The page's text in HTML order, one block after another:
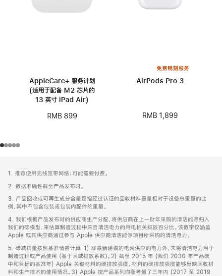
AppleCare+ 服务计划
(适用于配备 M2 芯片的
13 英寸 iPad Air)
RMB 899
免费镌刻服务
AirPods Pro 3
RMB 1,899
页
页
脚
注
1. 推荐使用无线宽带网络；可能需要付费。
2. 数据准确性截至产品发布时。
3. 产品回收或可再生成分含量是指经过认证的回收材料重量相对于设备总重量的比
例，其中不包含包装或包装内配件的重量。
4. 我们根据产品发布时的供应商生产分配，将供应商在上一财年采购的清洁能源归入
我们的碳模型，来估算制造过程中来自清洁电力的用电相关排放百分比。该数字仅涵盖
Apple 或其供应商通过参与 Apple 供应商清洁能源项目所采购的清洁电力。
5. 碳减排量按照基准情景计算：1) 除最新建模的电网供应的电力外，未将清洁电力用于
制造过程或产品使用 (基于区域排放系数)。2) 截至 2015 年 (我们 2030 年产品碳
中和目标的基准年) Apple 关键材料的碳排放强度。材料的碳排放强度能够反映回收材
料和生产技术的使用情况。3) Apple 按产品系列均衡考量了三年内 (2017 至 2019